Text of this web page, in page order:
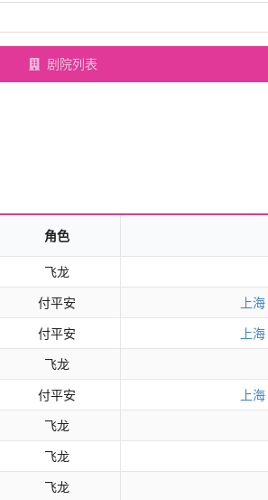
剧院列表
角色
飞龙
付平安 上海
付平安 上海
飞龙
付平安 上海
飞龙
飞龙
飞龙